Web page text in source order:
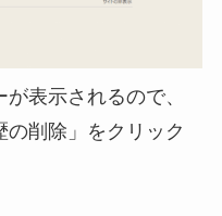
表示されるので、
の削除」をクリック